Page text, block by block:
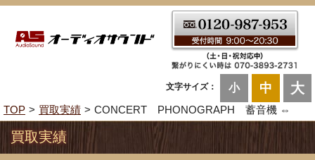
文字サイズ： 小 中 大
TOP 買取実績 CONCERT PHONOGRAPH 蓄音機 ⇔
買取実績